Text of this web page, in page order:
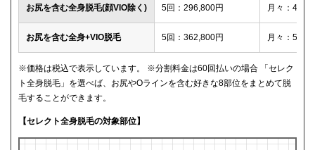
お尻を含む全身脱毛(顔VIO除く) 5回：296,800円 月々：
お尻を含む全身+VIO脱毛 5回：362,800円 月々：
※価格は税込で表示しています。 ※分割料金は60回払いの場合 「セレク
ト全身脱毛」を選べば、お尻やOラインを含む好きな8部位をまとめて脱
毛することができます。
【セレクト全身脱毛の対象部位】